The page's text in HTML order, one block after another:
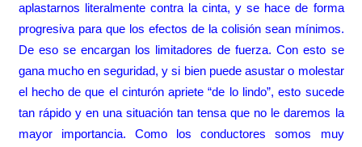
aplastarnos literalmente contra la cinta, y se hace de forma
progresiva para que los efectos de la colisión sean mínimos.
De eso se encargan los limitadores de fuerza. Con esto se
gana mucho en seguridad, y si bien puede asustar o molestar
el hecho de que el cinturón apriete “de lo lindo”, esto sucede
tan rápido y en una situación tan tensa que no le daremos la
mayor importancia. Como los conductores somos muy